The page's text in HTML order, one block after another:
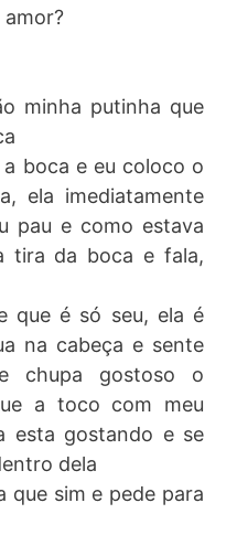
amor?
minha putinha que
boca e eu coloco o
ela imediatamente
pau e como estava
tira da boca e fala,
que é só seu, ela é
na cabeça e sente
chupa gostoso o
a toco com meu
esta gostando e se
dela
que sim e pede para